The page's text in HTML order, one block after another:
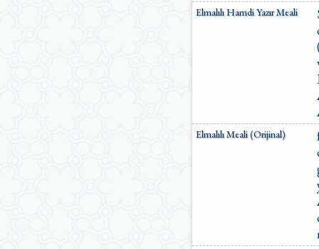
Elmalılı Hamdi Yazır Meali
Elmalılı Meali (Orijinal)